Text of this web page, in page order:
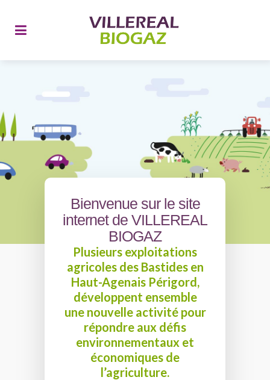
Bienvenue sur le site
internet de VILLEREAL
BIOGAZ
Plusieurs exploitations
agricoles des Bastides en
Haut-Agenais Périgord,
développent ensemble
une nouvelle activité pour
répondre aux défis
environnementaux et
économiques de
l’agriculture.